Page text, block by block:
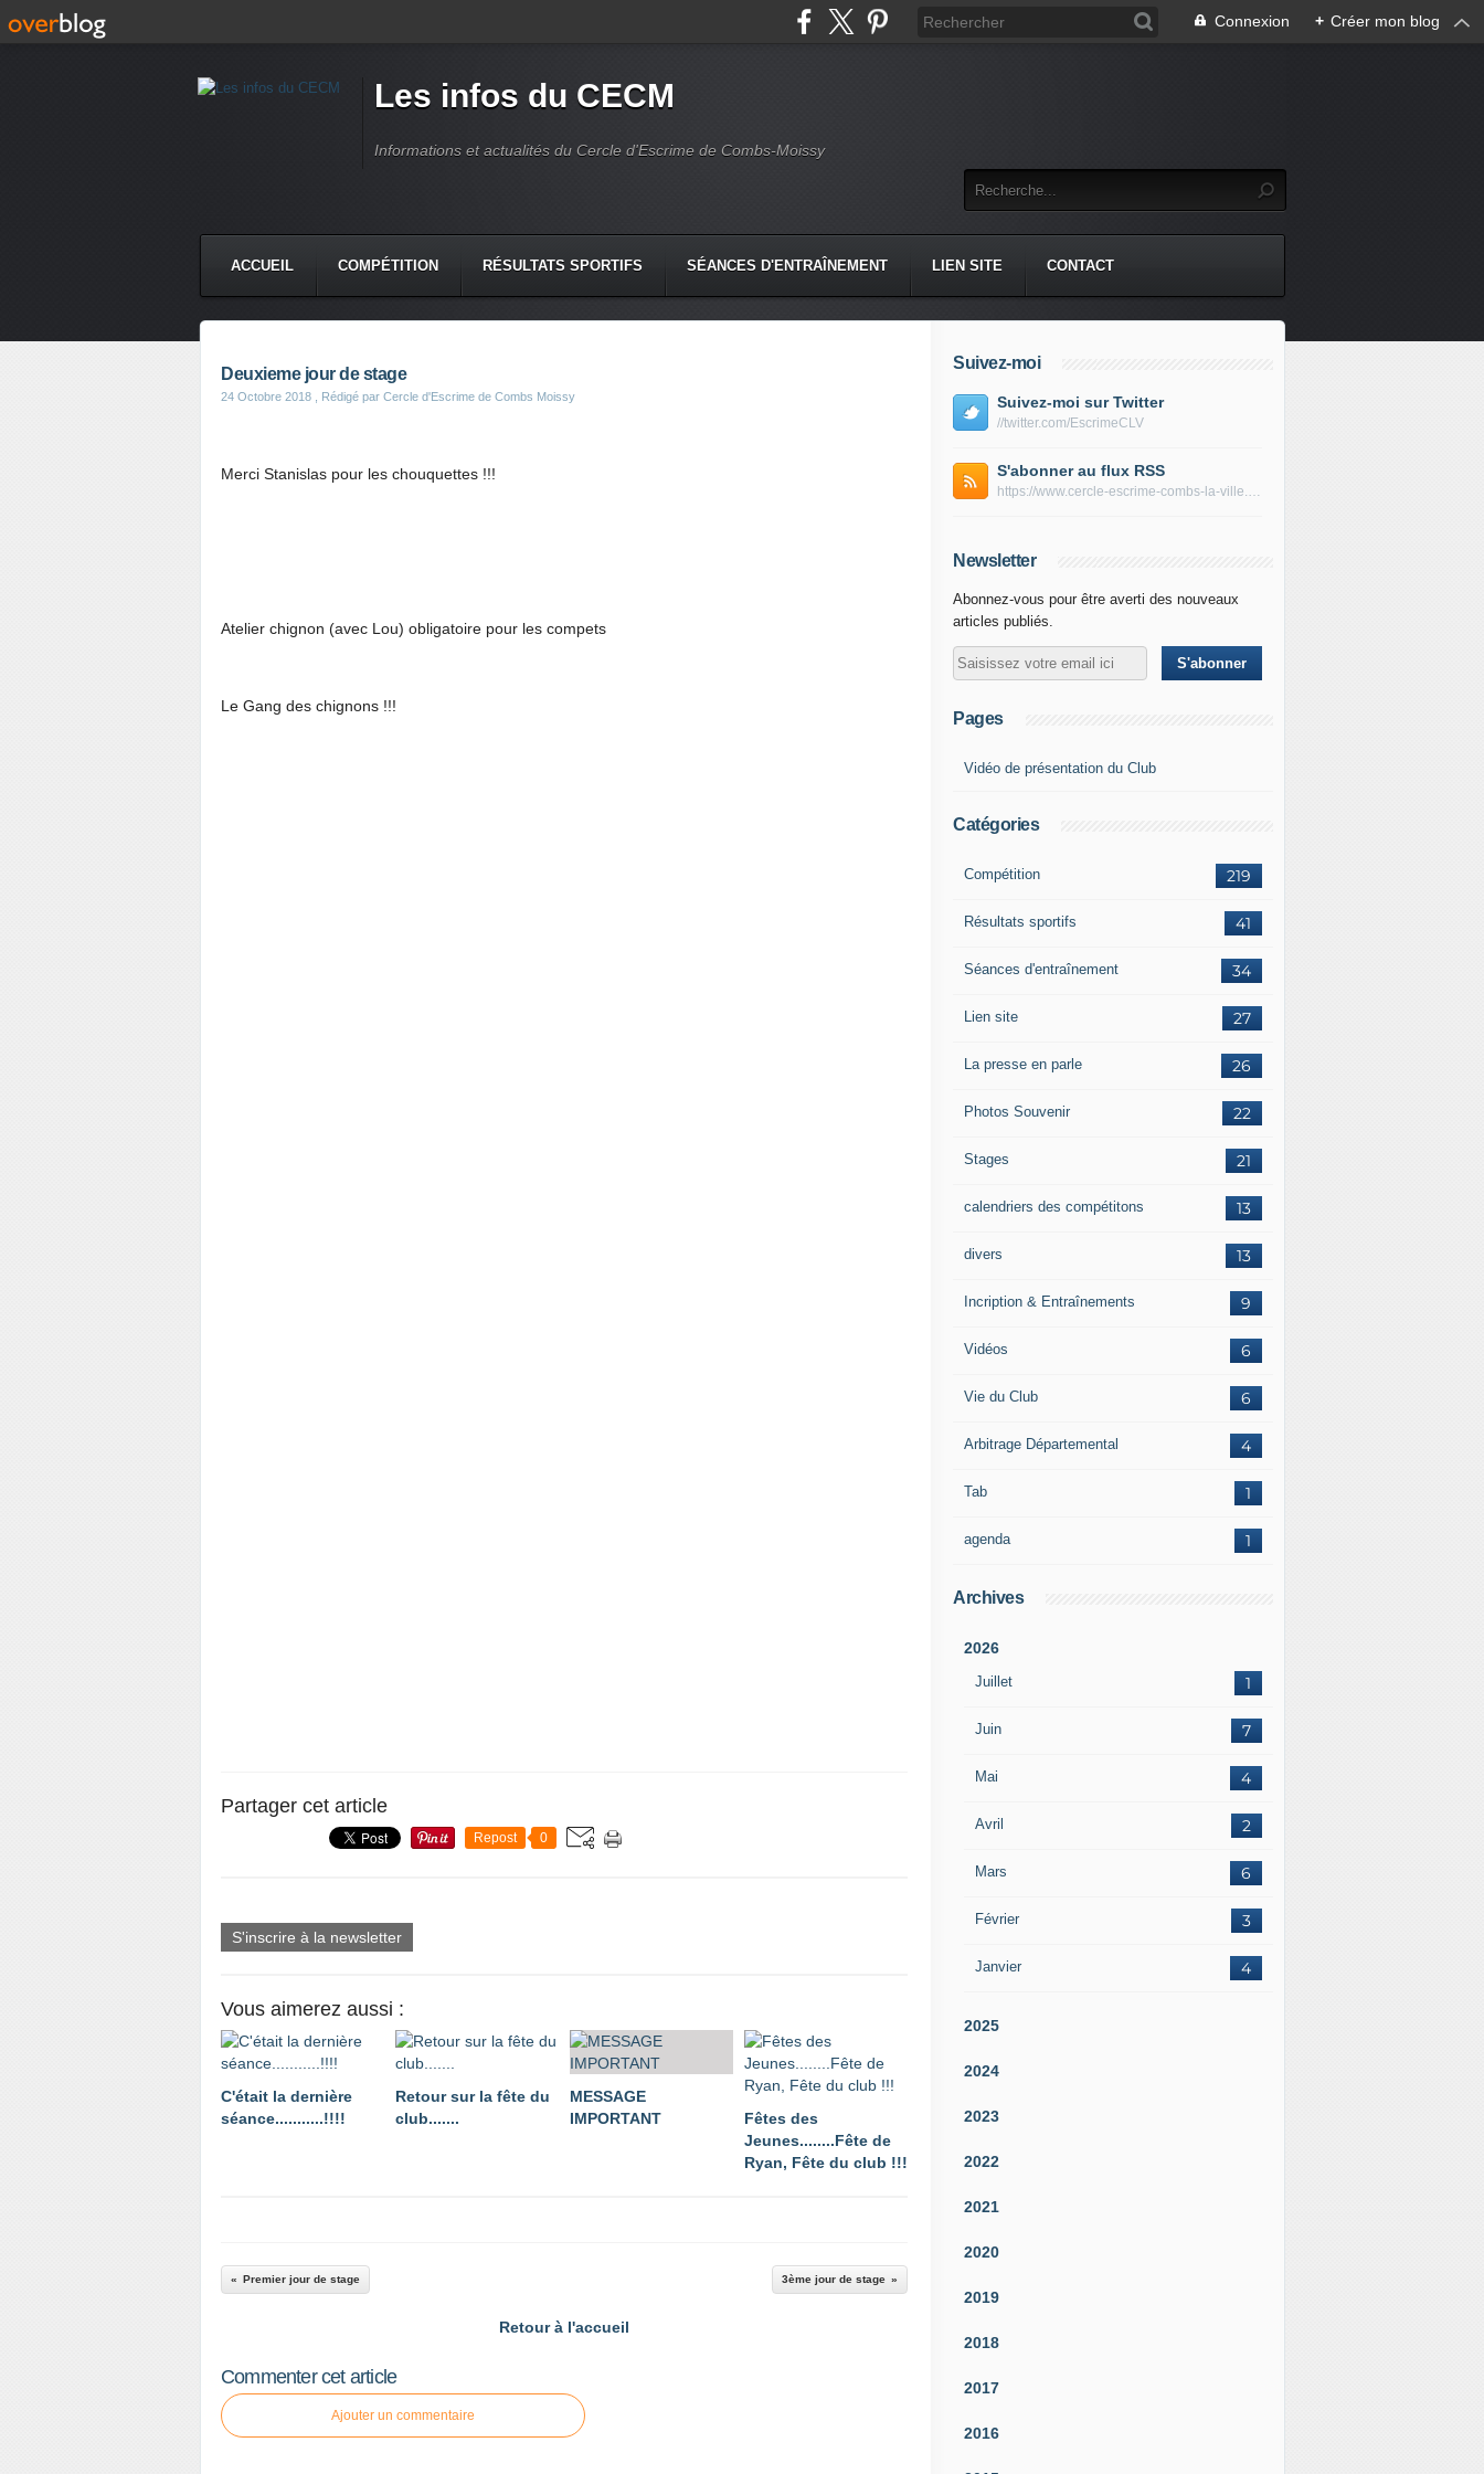
Connexion + Créer mon blog
Les infos du CECM
Informations et actualités du Cercle d'Escrime de Combs-Moissy
ACCUEIL COMPÉTITION RÉSULTATS SPORTIFS SÉANCES D'ENTRAÎNEMENT LIEN SITE CONTACT
Deuxieme jour de stage
24 Octobre 2018 , Rédigé par Cercle d'Escrime de Combs Moissy
Merci Stanislas pour les chouquettes !!!
Atelier chignon (avec Lou) obligatoire pour les compets
Le Gang des chignons !!!
Partager cet article
Repost 0
S'inscrire à la newsletter
Vous aimerez aussi :
C'était la dernière
séance...........!!!!
Retour sur la fête du
club.......
MESSAGE
IMPORTANT
Fêtes des
Jeunes........Fête de
Ryan, Fête du club !!!
Premier jour de stage 3ème jour de stage
Retour à l'accueil
Commenter cet article
Ajouter un commentaire
Suivez-moi
Suivez-moi sur Twitter
//twitter.com/EscrimeCLV
S'abonner au flux RSS
https://www.cercle-escrime-combs-la-ville.fr/rss
Newsletter
Abonnez-vous pour être averti des nouveaux
articles publiés.
Pages
Vidéo de présentation du Club
Catégories
219
Compétition
41
Résultats sportifs
34
Séances d'entraînement
27
Lien site
26
La presse en parle
22
Photos Souvenir
21
Stages
13
calendriers des compétitons
13
divers
9
Incription & Entraînements
6
Vidéos
6
Vie du Club
4
Arbitrage Départemental
1
Tab
1
agenda
Archives
2026
Juillet 1
Juin 7
Mai 4
Avril 2
Mars 6
Février 3
Janvier 4
2025
2024
2023
2022
2021
2020
2019
2018
2017
2016